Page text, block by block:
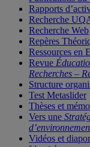
Rapports
Recherche
Recherche Web
Repères
Ressources en
Revue
Recherches –
Structure
Test Metaslider
Thèses et
Vers une
Vidéos et